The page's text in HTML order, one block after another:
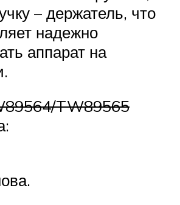
– держатель, что
надежно
аппарат на
TW89565